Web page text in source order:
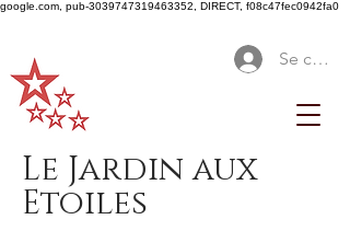
google.com, pub-3039747319463352, DIRECT, f08c47fec0942fa0
Se
Le Jardin aux
Etoiles